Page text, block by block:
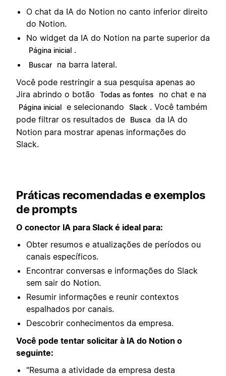
O chat da IA do Notion no canto inferior direito
do Notion.
No widget da IA do Notion na parte superior da
Página inicial .
Buscar
na barra lateral.
Você pode restringir a sua pesquisa apenas ao
Jira abrindo o botão
Todas as fontes no chat e na
Página inicial e selecionando Slack . Você também
pode filtrar os resultados de
Busca da IA do
Notion para mostrar apenas informações do
Slack.
Práticas recomendadas e exemplos
de prompts
O conector IA para Slack é ideal para:
Obter resumos e atualizações de períodos ou
canais específicos.
Encontrar conversas e informações do Slack
sem sair do Notion.
Resumir informações e reunir contextos
espalhados por canais.
Descobrir conhecimentos da empresa.
Você pode tentar solicitar à IA do Notion o
seguinte:
"Resuma a atividade da empresa desta